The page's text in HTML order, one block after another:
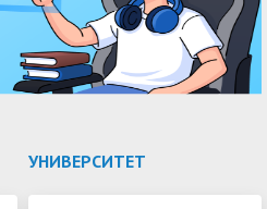
УНИВЕРСИТЕТ